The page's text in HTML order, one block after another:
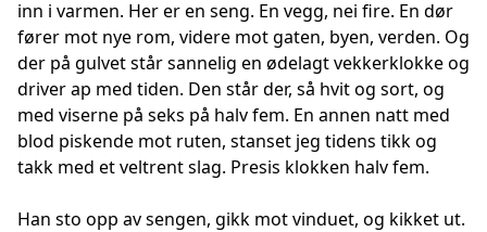
inn i varmen. Her er en seng. En vegg, nei fire. En dør
fører mot nye rom, videre mot gaten, byen, verden. Og
der på gulvet står sannelig en ødelagt vekkerklokke og
driver ap med tiden. Den står der, så hvit og sort, og
med viserne på seks på halv fem. En annen natt med
blod piskende mot ruten, stanset jeg tidens tikk og
takk med et veltrent slag. Presis klokken halv fem.
Han sto opp av sengen, gikk mot vinduet, og kikket ut.